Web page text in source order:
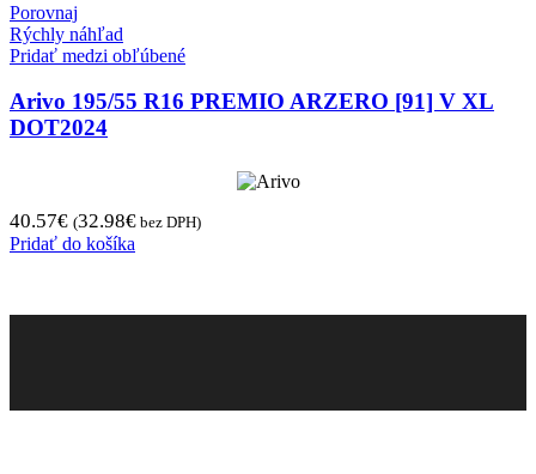
Porovnaj
Rýchly náhľad
Pridať medzi obľúbené
Arivo 195/55 R16 PREMIO ARZERO [91] V XL
DOT2024
40.57€ (32.98€ bez DPH)
Pridať do košíka